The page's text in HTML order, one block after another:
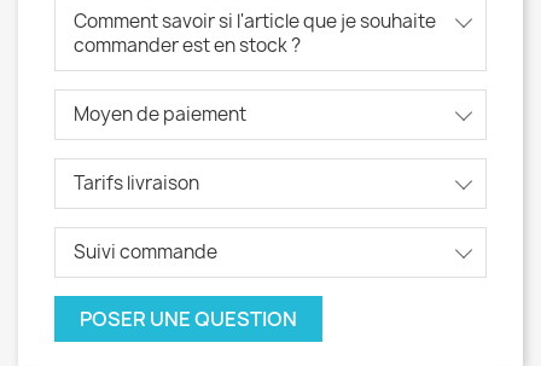
Comment savoir si l'article que je souhaite
commander est en stock ?
Moyen de paiement
Tarifs livraison
Suivi commande
POSER UNE QUESTION